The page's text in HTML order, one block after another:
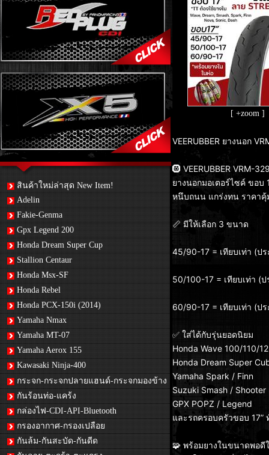
สินค้าใหม่ล่าสุด New Item!
Adelin
Fakie-Genma
Gpx Legend 200
Honda Dream Super Cup
Stallion Centaur
Honda Msx-SF
Honda Rebel
Honda PCX-150i (2014)
Yamaha Nmax
Yamaha MT-07
Yamaha Aerox 155
Kawasaki Ninja-400
กระจก-กระจกปลายแฮนด์-กระจกมองข้าง
กันร้อนท่อ-แคร้ง
กล่องไฟ-CDI-API-Bluetooth
กรองอากาศ-กรองเปลือย
กันล้ม-กันสะบัด-กันดีด
[ +zoom ]
VEERUBBER ยางนอก
🛞 VEERUBBER VRM-
ยางนอกมอเตอร์ไซค์ ขอบ
หนึบถนน แกร่งทน ราคาคุ้
📏 มีให้เลือก 3 ขนาด
45/90-17 = เทียบเท่า (ป
50/100-17 = เทียบเท่า (
60/90-17 = เทียบเท่า (ป
✅ ใส่ได้กับรุ่นยอดนิยม
Honda Wave 100/110/
Honda Dream Super
Yamaha Spark / Finn
Suzuki Smash / Shooter
GPX POPZ / Legend
และรถครอบครัวขอบ 17”
🧩 พร้อมยางในขนาดพอดี